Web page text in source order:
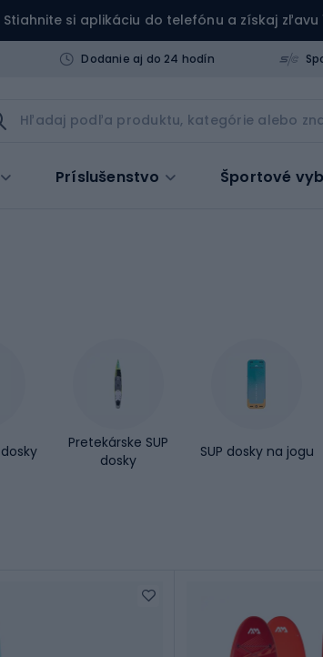
Stiahnite si aplikáciu do telefónu a získaj zľavu
Dodanie aj do 24 hodín
Príslušenstvo Športové
Pretekárske SUP
dosky
SUP dosky na jogu